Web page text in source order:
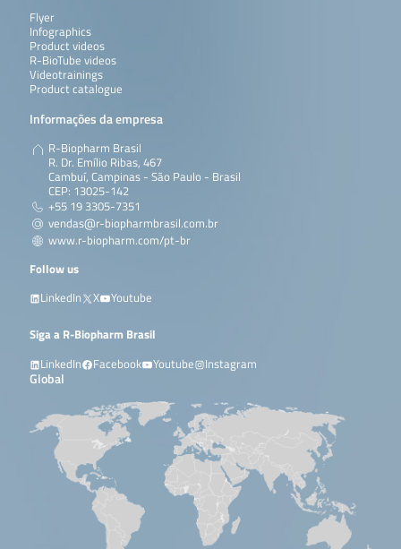
Flyer
Infographics
Product videos
R-BioTube videos
Videotrainings
Product catalogue
Informações da empresa
R-Biopharm Brasil
R. Dr. Emílio Ribas, 467
Cambuí, Campinas - São Paulo - Brasil
CEP: 13025-142
+55 19 3305-7351
vendas@r-biopharmbrasil.com.br
www.r-biopharm.com/pt-br
Follow us
LinkedIn
X Youtube
Siga a R-Biopharm Brasil
LinkedIn
Facebook Youtube Instagram
Global